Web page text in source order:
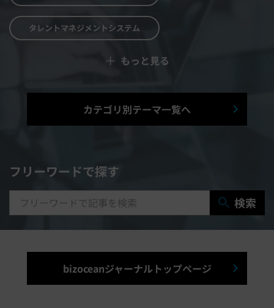
タレントマネジメントシステム
Web面接システム
シフト管理システム
契約書レビューシステム
研修システム 受付システム
出張管理システム 賃貸管理システム
入退室管理システム 福利厚生システム
＋ もっと見る
カテゴリ別テーマ一覧へ
フリーワードで探す
検索
bizoceanジャーナルトップページ